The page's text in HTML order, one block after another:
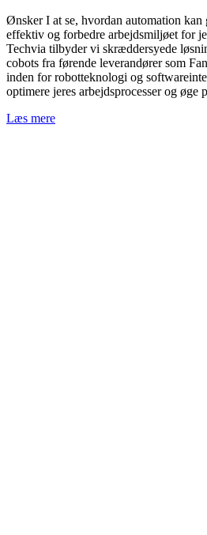
Ønsker I at se, hvordan automation kan
effektiv og forbedre arbejdsmiljøet for
Techvia tilbyder vi skræddersyede
cobots fra førende leverandører som
inden for robotteknologi og
optimere jeres arbejdsprocesser og øge
Læs mere